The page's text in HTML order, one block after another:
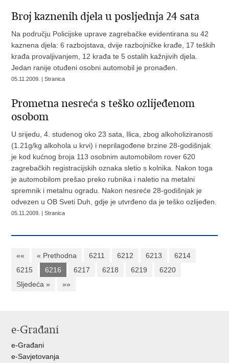
Broj kaznenih djela u posljednja 24 sata
Na području Policijske uprave zagrebačke evidentirana su 42
kaznena djela: 6 razbojstava, dvije razbojničke krađe, 17 teških
krađa provaljivanjem, 12 krađa te 5 ostalih kažnjivih djela.
Jedan ranije otuđeni osobni automobil je pronađen.
05.11.2009. | Stranica
Prometna nesreća s teško ozlijeđenom
osobom
U srijedu, 4. studenog oko 23 sata, Ilica, zbog alkoholiziranosti
(1.21g/kg alkohola u krvi) i neprilagođene brzine 28-godišnjak
je kod kućnog broja 113 osobnim automobilom rover 620
zagrebačkih registracijskih oznaka sletio s kolnika. Nakon toga
je automobilom prešao preko rubnika i naletio na metalni
spremnik i metalnu ogradu. Nakon nesreće 28-godišnjak je
odvezen u OB Sveti Duh, gdje je utvrđeno da je teško ozlijeđen.
05.11.2009. | Stranica
«« « Prethodna 6211 6212 6213
6214
6215
6216 6217 6218 6219
6220
Sljedeća »
»»
e-Građani
e-Građani
e-Savjetovanja